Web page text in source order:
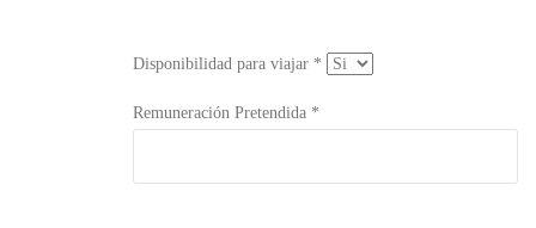
Disponibilidad para viajar *
Remuneración Pretendida *